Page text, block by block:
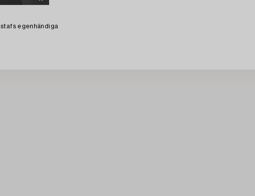
egenhändiga